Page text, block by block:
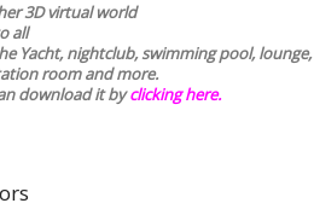
3D virtual world
all
Yacht, nightclub, swimming pool, lounge,
room and more.
download it byclicking here.